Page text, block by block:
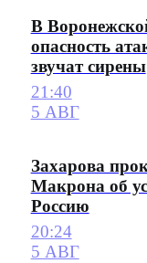
В
опасность
звучат сирены
21:40
5 АВГ
Захарова
Макрона об
Россию
20:24
5 АВГ